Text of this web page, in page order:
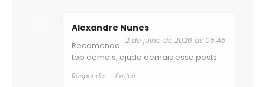
Alexandre Nunes
2 de julho de 2026 às 08:48
Recomendo
top demais, ajuda demais esse posts
Responder Excluir